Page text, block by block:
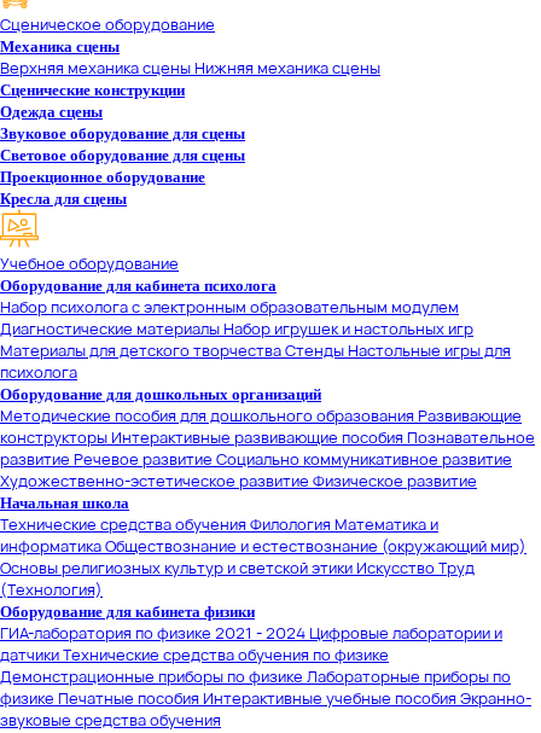
Сценическое оборудование
Механика сцены
Верхняя механика сценыНижняя механика сцены
Сценические конструкции
Одежда сцены
Звуковое оборудование для сцены
Световое оборудование для сцены
Проекционное оборудование
Кресла для сцены
Учебное оборудование
Оборудование для кабинета психолога
Набор психолога с электронным образовательным модулем
Диагностические материалыНабор игрушек и настольных игр
Материалы для детского творчестваСтендыНастольные игры для
психолога
Оборудование для дошкольных организаций
Методические пособия для дошкольного образованияРазвивающие
конструкторы Интерактивные развивающие пособияПознавательное
развитие Речевое развитие Социально коммуникативное развитие
Художественно-эстетическое развитие Физическое развитие
Начальная школа
Технические средства обученияФилологияМатематика и
информатикаОбществознание и естествознание (окружающий мир)
Основы религиозных культур и светской этики ИскусствоТруд
(Технология)
Оборудование для кабинета физики
ГИА-лаборатория по физике 2021 - 2024Цифровые лаборатории и
датчикиТехнические средства обучения по физике
Демонстрационные приборы по физике Лабораторные приборы по
физике Печатные пособия Интерактивные учебные пособияЭкранно-
звуковые средства обучения